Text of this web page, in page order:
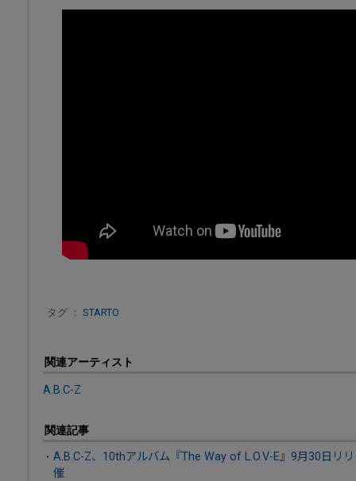
タグ ： STARTO
関連アーティスト
A.B.C-Z
関連記事
A.B.C-Z、10thアルバム『The Way of L.O.V-E』9月30日リ
催